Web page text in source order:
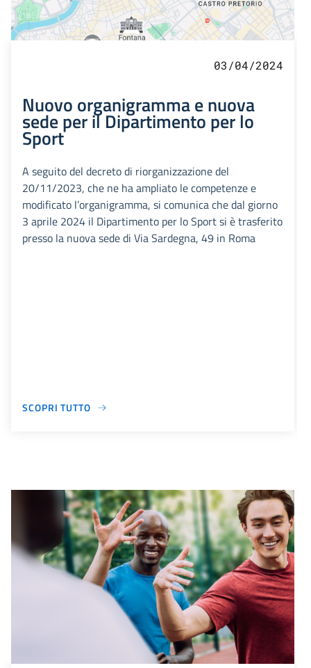
03/04/2024
Nuovo organigramma e nuova
sede per il Dipartimento per lo
Sport
A seguito del decreto di riorganizzazione del
20/11/2023, che ne ha ampliato le competenze e
modificato l’organigramma, si comunica che dal giorno
3 aprile 2024 il Dipartimento per lo Sport si è trasferito
presso la nuova sede di Via Sardegna, 49 in Roma
SCOPRI TUTTO